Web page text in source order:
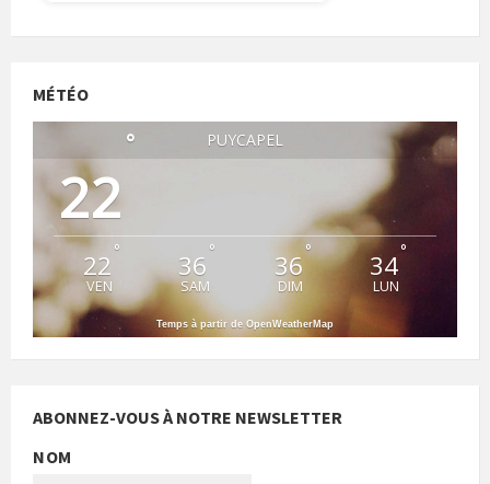
MÉTÉO
PUYCAPEL
22
°
22 °
VEN
36 °
SAM
36°
DIM
34°
LUN
Temps à partir de OpenWeatherMap
ABONNEZ-VOUS À NOTRE NEWSLETTER
NOM